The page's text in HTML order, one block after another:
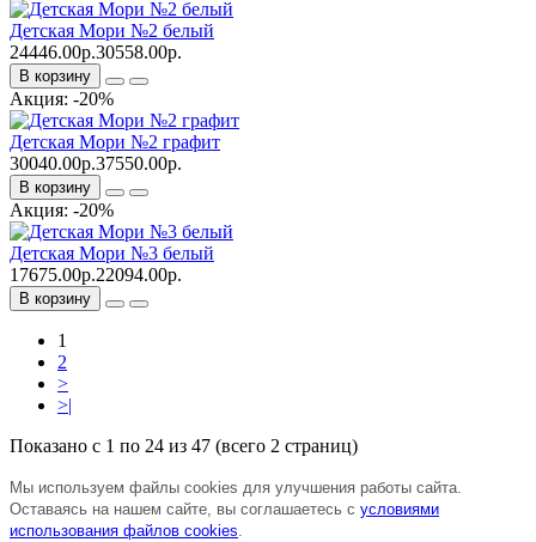
Детская Мори №2 белый
24446.00р.30558.00р.
В корзину
Акция: -20%
Детская Мори №2 графит
30040.00р.37550.00р.
В корзину
Акция: -20%
Детская Мори №3 белый
17675.00р.22094.00р.
В корзину
1
2
>
>|
Показано с 1 по 24 из 47 (всего 2 страниц)
Мы используем файлы cookies для улучшения работы сайта.
Оставаясь на нашем сайте, вы соглашаетесь с условиями
использования файлов cookies.